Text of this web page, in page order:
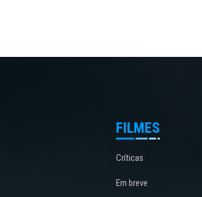
FILMES
Críticas
Em breve